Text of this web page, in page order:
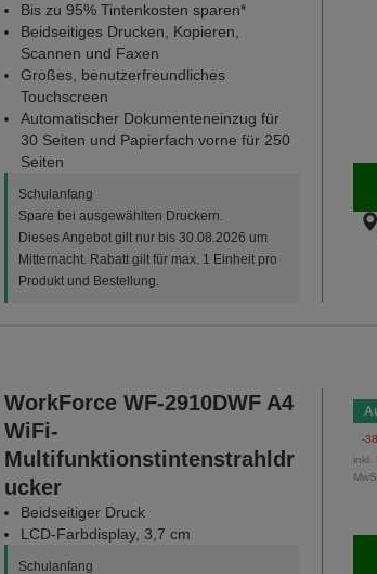
Bis zu 95% Tintenkosten sparen*
Beidseitiges Drucken, Kopieren,
Scannen und Faxen
Großes, benutzerfreundliches
Touchscreen
Automatischer Dokumenteneinzug für
30 Seiten und Papierfach vorne für 250
Seiten
Schulanfang
Spare bei ausgewählten Druckern.
Dieses Angebot gilt nur bis 30.08.2026 um
Mitternacht. Rabatt gilt für max. 1 Einheit pro
Produkt und Bestellung.
WorkForce WF-2910DWF A4
WiFi-
Multifunktionstintenstrahldr
ucker
Beidseitiger Druck
LCD-Farbdisplay, 3,7 cm
Schulanfang
-
inkl.